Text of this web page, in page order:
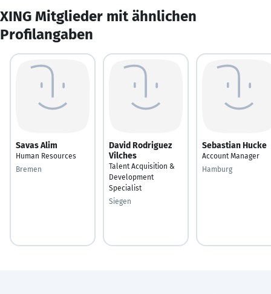
XING Mitglieder mit ähnlichen
Profilangaben
Savas Alim
Human Resources
Bremen
David Rodriguez
Vilches
Talent Acquisition &
Development
Specialist
Siegen
Sebastian Hucke
Account Manager
Hamburg